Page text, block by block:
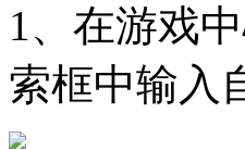
1、在游戏
索框中输入